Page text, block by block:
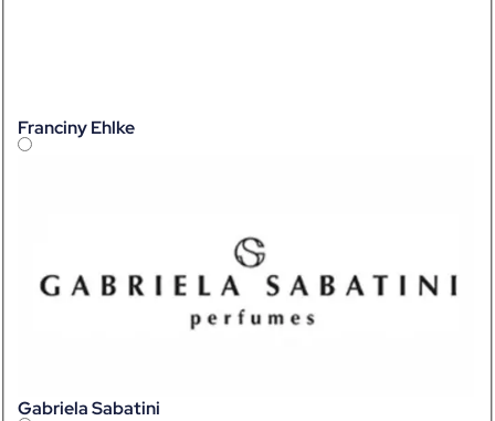
Franciny Ehlke
Gabriela Sabatini